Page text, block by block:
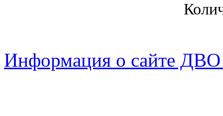
Информация о сайте